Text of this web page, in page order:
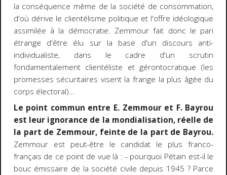
la conséquence même de la société de consommation,
d'où dérive le clientélisme politique et l'offre idéologique
assimilée à la démocratie. Zemmour fait donc le pari
étrange d'être élu sur la base d'un discours anti-
individualiste, dans le cadre d'un scrutin
fondamentalement clientéliste et gérontocratique (les
promesses sécuritaires visent la frange la plus âgée du
corps électoral)...
Le point commun entre E. Zemmour et F. Bayrou
est leur ignorance de la mondialisation, réelle de
la part de Zemmour, feinte de la part de Bayrou.
Zemmour est peut-être le candidat le plus franco-
français de ce point de vue là : - pourquoi Pétain est-il le
bouc émissaire de la société civile depuis 1945 ? Parce